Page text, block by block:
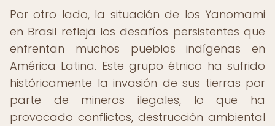
Por otro lado, la situación de los Yanomami
en Brasil refleja los desafíos persistentes que
enfrentan muchos pueblos indígenas en
América Latina. Este grupo étnico ha sufrido
históricamente la invasión de sus tierras por
parte de mineros ilegales, lo que ha
provocado conflictos, destrucción ambiental